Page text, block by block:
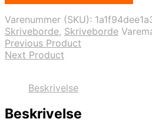
Varenummer (SKU):
Skriveborde, Skriveborde
Previous Product
Next Product
Beskrivelse
Beskrivelse